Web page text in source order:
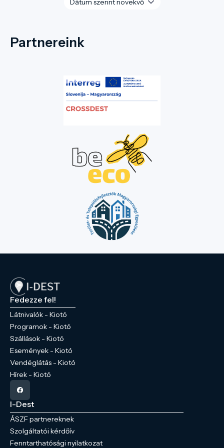
Partnereink
Fedezze fel!
Látnivalók - Kiotó
Programok - Kiotó
Szállások - Kiotó
Események - Kiotó
Vendéglátás - Kiotó
Hírek - Kiotó
I-Dest
ÁSZF partnereknek
Szolgáltatói kérdőív
Fenntarthatósági nyilatkozat